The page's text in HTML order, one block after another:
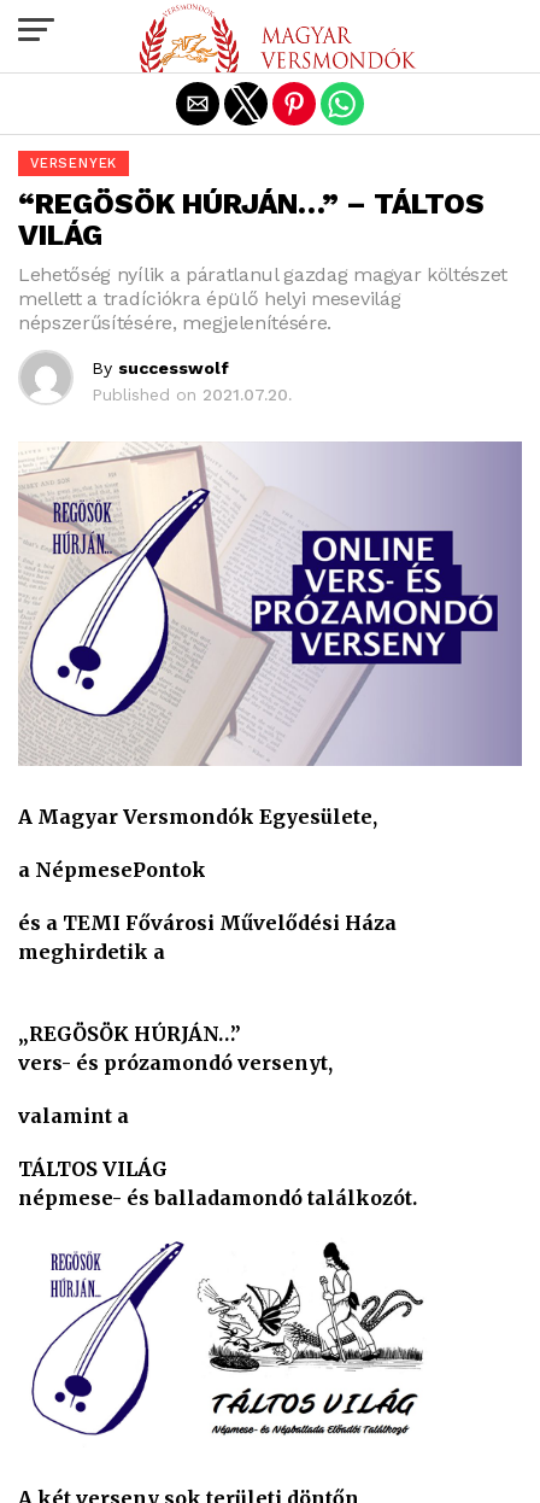
VERSENYEK
“REGÖSÖK HÚRJÁN…” – TÁLTOS
VILÁG
Lehetőség nyílik a páratlanul gazdag magyar költészet
mellett a tradíciókra épülő helyi mesevilág
népszerűsítésére, megjelenítésére.
By successwolf
Published on 2021.07.20.
A Magyar Versmondók Egyesülete,
a NépmesePontok
és a TEMI Fővárosi Művelődési Háza
meghirdetik a
„REGÖSÖK HÚRJÁN…”
vers- és prózamondó versenyt,
valamint a
TÁLTOS VILÁG
népmese- és balladamondó találkozót.
Exit mobile version